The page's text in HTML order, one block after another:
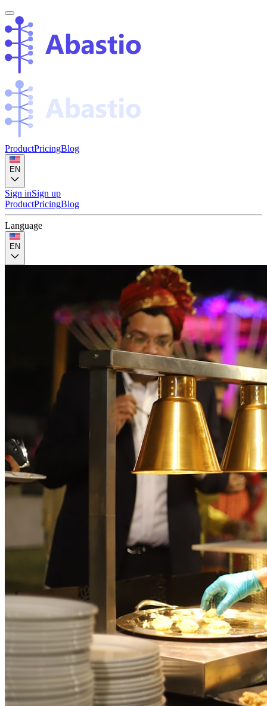
ProductPricingBlog
EN
Sign inSign up
ProductPricingBlog
Language
EN